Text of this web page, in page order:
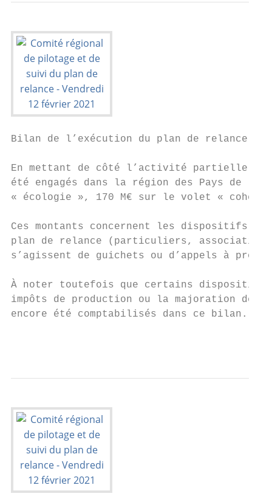
Bilan de l’exécution du plan de relance
En mettant de côté l’activité partielle
été engagés dans la région des Pays de
« écologie », 170 M€ sur le volet «
Ces montants concernent les dispositifs
plan de relance (particuliers,
s’agissent de guichets ou d’appels à
À noter toutefois que certains dispositifs
impôts de production ou la majoration de
encore été comptabilisés dans ce bilan.